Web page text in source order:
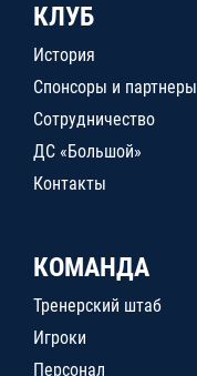
КЛУБ
История
Спонсоры и партнеры
Сотрудничество
ДС «Большой»
Контакты
КОМАНДА
Тренерский штаб
Игроки
Персонал